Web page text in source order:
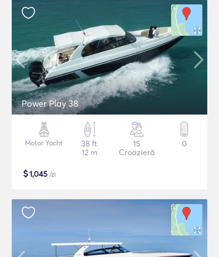
Power Play 38
Motor Yacht
38 ft
12 m
15
Croazieră
0
$1,045 /zi